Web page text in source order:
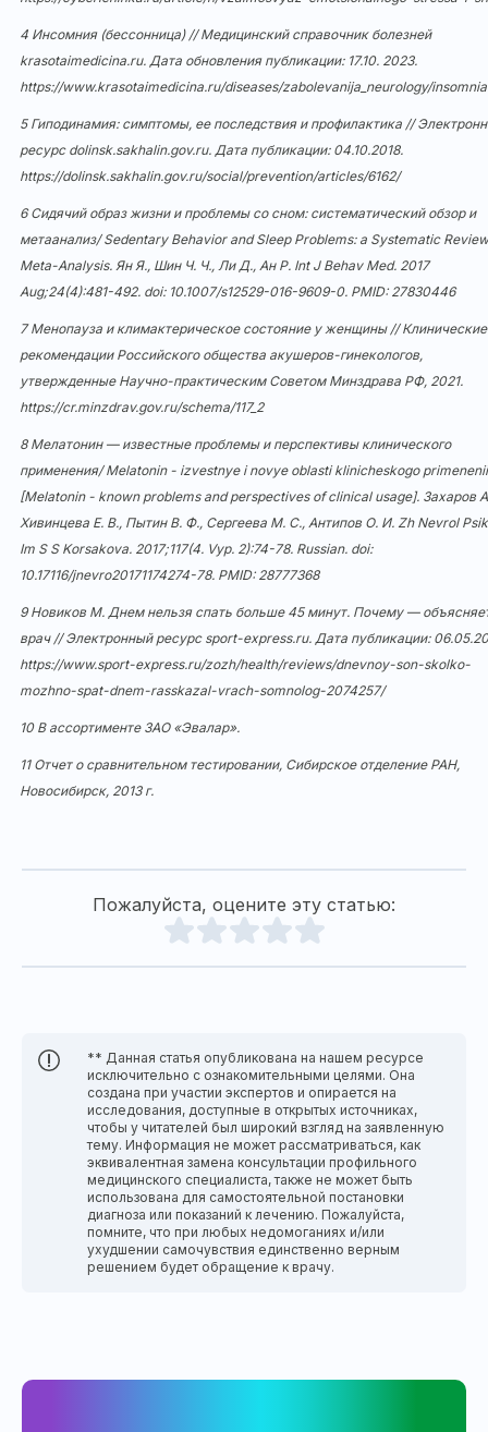
4 Инсомния (бессонница) // Медицинский справочник болезней
krasotaimedicina.ru. Дата обновления публикации: 17.10. 2023.
https://www.krasotaimedicina.ru/diseases/zabolevanija_neurology/insomnia
5 Гиподинамия: симптомы, ее последствия и профилактика //
ресурс dolinsk.sakhalin.gov.ru. Дата публикации: 04.10.2018.
https://dolinsk.sakhalin.gov.ru/social/prevention/articles/6162/
6 Сидячий образ жизни и проблемы со сном: систематический обзор и
метаанализ/ Sedentary Behavior and Sleep Problems: a Systematic
Meta-Analysis. Ян Я., Шин Ч. Ч., Ли Д., Ан Р. Int J Behav Med. 2017
Aug;24(4):481-492. doi: 10.1007/s12529-016-9609-0. PMID: 27830446
7 Менопауза и климактерическое состояние у женщины // Клинические
рекомендации Российского общества акушеров-гинекологов,
утвержденные Научно-практическим Советом Минздрава РФ, 2021.
https://cr.minzdrav.gov.ru/schema/117_2
8 Мелатонин — известные проблемы и перспективы клинического
применения/ Melatonin - izvestnye i novye oblasti klinicheskogo
[Melatonin - known problems and perspectives of clinical usage]. Захаров
Хивинцева Е. В., Пытин В. Ф., Сергеева М. С., Антипов О. И. Zh Nevrol
Im S S Korsakova. 2017;117(4. Vyp. 2):74-78. Russian. doi:
10.17116/jnevro20171174274-78. PMID: 28777368
9 Новиков М. Днем нельзя спать больше 45 минут. Почему —
врач // Электронный ресурс sport-express.ru. Дата публикации:
https://www.sport-express.ru/zozh/health/reviews/dnevnoy-son-skolko-
mozhno-spat-dnem-rasskazal-vrach-somnolog-2074257/
10 В ассортименте ЗАО «Эвалар».
11 Отчет о сравнительном тестировании, Сибирское отделение РАН,
Новосибирск, 2013 г.
Пожалуйста, оцените эту статью:
** Данная статья опубликована на нашем ресурсе
исключительно с ознакомительными целями. Она
создана при участии экспертов и опирается на
исследования, доступные в открытых источниках,
чтобы у читателей был широкий взгляд на заявленную
тему. Информация не может рассматриваться, как
эквивалентная замена консультации профильного
медицинского специалиста, также не может быть
использована для самостоятельной постановки
диагноза или показаний к лечению. Пожалуйста,
помните, что при любых недомоганиях и/или
ухудшении самочувствия единственно верным
решением будет обращение к врачу.